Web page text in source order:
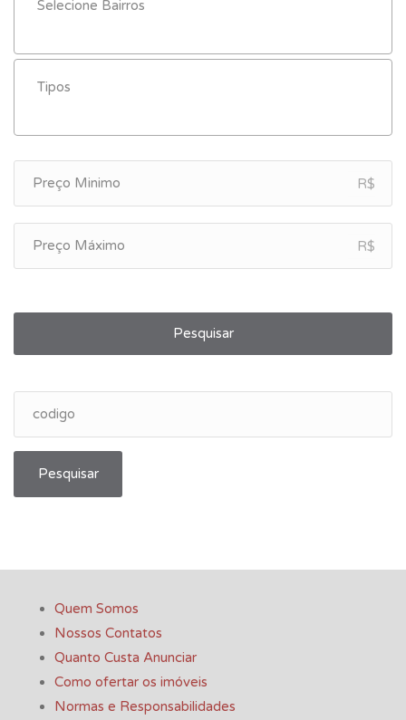
R$
R$
Pesquisar
Pesquisar
Quem Somos
Nossos Contatos
Quanto Custa Anunciar
Como ofertar os imóveis
Normas e Responsabilidades